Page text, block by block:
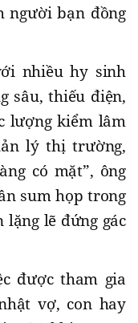
người bạn đồng
nhiều hy sinh
sâu, thiếu điện,
lượng kiểm lâm
lý thị trường,
có mặt”, ông
sum họp trong
lẽ đứng gác
được tham gia
vợ, con hay